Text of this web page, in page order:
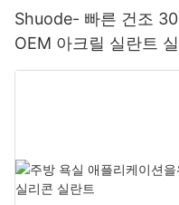
Shuode- 빠른 건조
OEM 아크릴 실란트